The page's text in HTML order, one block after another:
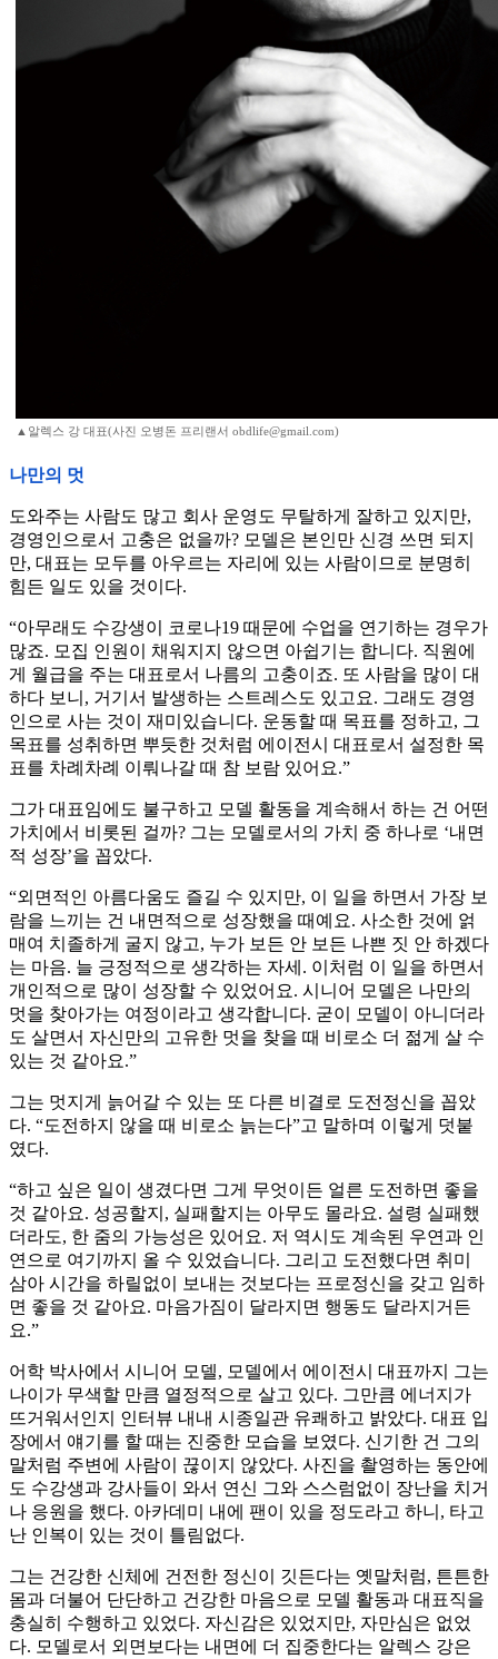
▲알렉스 강 대표(사진 오병돈 프리랜서 obdlife@gmail.com)
나만의 멋
도와주는 사람도 많고 회사 운영도 무탈하게 잘하고 있지만,
경영인으로서 고충은 없을까? 모델은 본인만 신경 쓰면 되지
만, 대표는 모두를 아우르는 자리에 있는 사람이므로 분명히
힘든 일도 있을 것이다.
“아무래도 수강생이 코로나19 때문에 수업을 연기하는 경우가
많죠. 모집 인원이 채워지지 않으면 아쉽기는 합니다. 직원에
게 월급을 주는 대표로서 나름의 고충이죠. 또 사람을 많이 대
하다 보니, 거기서 발생하는 스트레스도 있고요. 그래도 경영
인으로 사는 것이 재미있습니다. 운동할 때 목표를 정하고, 그
목표를 성취하면 뿌듯한 것처럼 에이전시 대표로서 설정한 목
표를 차례차례 이뤄나갈 때 참 보람 있어요.”
그가 대표임에도 불구하고 모델 활동을 계속해서 하는 건 어떤
가치에서 비롯된 걸까? 그는 모델로서의 가치 중 하나로 ‘내면
적 성장’을 꼽았다.
“외면적인 아름다움도 즐길 수 있지만, 이 일을 하면서 가장 보
람을 느끼는 건 내면적으로 성장했을 때예요. 사소한 것에 얽
매여 치졸하게 굴지 않고, 누가 보든 안 보든 나쁜 짓 안 하겠다
는 마음. 늘 긍정적으로 생각하는 자세. 이처럼 이 일을 하면서
개인적으로 많이 성장할 수 있었어요. 시니어 모델은 나만의
멋을 찾아가는 여정이라고 생각합니다. 굳이 모델이 아니더라
도 살면서 자신만의 고유한 멋을 찾을 때 비로소 더 젊게 살 수
있는 것 같아요.”
그는 멋지게 늙어갈 수 있는 또 다른 비결로 도전정신을 꼽았
다. “도전하지 않을 때 비로소 늙는다”고 말하며 이렇게 덧붙
였다.
“하고 싶은 일이 생겼다면 그게 무엇이든 얼른 도전하면 좋을
것 같아요. 성공할지, 실패할지는 아무도 몰라요. 설령 실패했
더라도, 한 줌의 가능성은 있어요. 저 역시도 계속된 우연과 인
연으로 여기까지 올 수 있었습니다. 그리고 도전했다면 취미
삼아 시간을 하릴없이 보내는 것보다는 프로정신을 갖고 임하
면 좋을 것 같아요. 마음가짐이 달라지면 행동도 달라지거든
요.”
어학 박사에서 시니어 모델, 모델에서 에이전시 대표까지 그는
나이가 무색할 만큼 열정적으로 살고 있다. 그만큼 에너지가
뜨거워서인지 인터뷰 내내 시종일관 유쾌하고 밝았다. 대표 입
장에서 얘기를 할 때는 진중한 모습을 보였다. 신기한 건 그의
말처럼 주변에 사람이 끊이지 않았다. 사진을 촬영하는 동안에
도 수강생과 강사들이 와서 연신 그와 스스럼없이 장난을 치거
나 응원을 했다. 아카데미 내에 팬이 있을 정도라고 하니, 타고
난 인복이 있는 것이 틀림없다.
그는 건강한 신체에 건전한 정신이 깃든다는 옛말처럼, 튼튼한
몸과 더불어 단단하고 건강한 마음으로 모델 활동과 대표직을
충실히 수행하고 있었다. 자신감은 있었지만, 자만심은 없었
다. 모델로서 외면보다는 내면에 더 집중한다는 알렉스 강은